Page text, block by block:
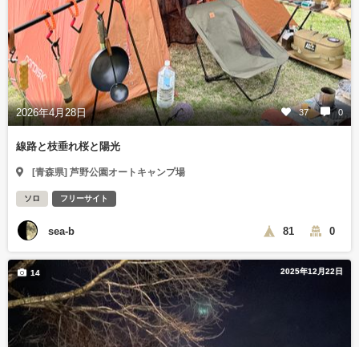
2026年4月28日 37 0
線路と枝垂れ桜と陽光
[青森県] 芦野公園オートキャンプ場
ソロ フリーサイト
sea-b 81 0
2025年12月22日
14